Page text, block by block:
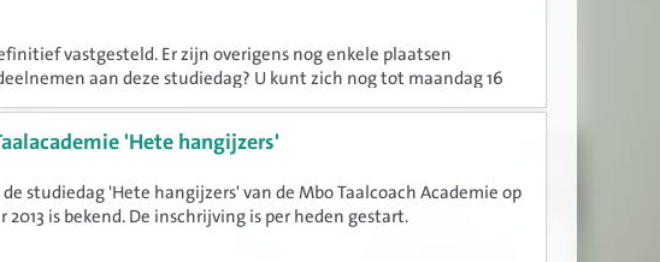
vastgesteld. Er zijn overigens nog enkele plaatsen
aan deze studiedag? U kunt zich nog tot maandag 16
'Hete hangijzers'
studiedag 'Hete hangijzers' van de Mbo Taalcoach Academie op
2013 is bekend. De inschrijving is per heden gestart.